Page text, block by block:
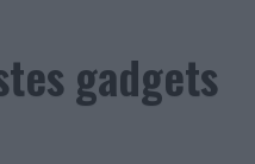
gadgets